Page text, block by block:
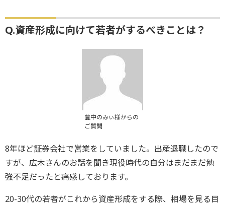
Q.資産形成に向けて若者がするべきことは？
豊中のみぃ様からの
ご質問
8年ほど証券会社で営業をしていました。出産退職したので
すが、広木さんのお話を聞き現役時代の自分はまだまだ勉
強不足だったと痛感しております。
20-30代の若者がこれから資産形成をする際、相場を見る目